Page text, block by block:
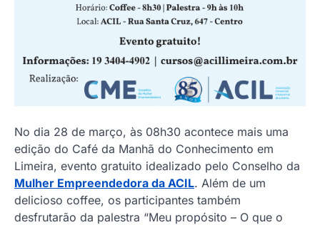
No dia 28 de março, às 08h30 acontece mais uma
edição do Café da Manhã do Conhecimento em
Limeira, evento gratuito idealizado pelo Conselho da
Mulher Empreendedora da ACIL. Além de um
delicioso coffee, os participantes também
desfrutarão da palestra “Meu propósito – O que o